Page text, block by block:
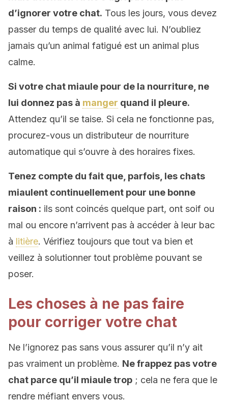
d’ignorer votre chat. Tous les jours, vous devez
passer du temps de qualité avec lui. N’oubliez
jamais qu’un animal fatigué est un animal plus
calme.
Si votre chat miaule pour de la nourriture, ne
lui donnez pas à manger quand il pleure.
Attendez qu’il se taise. Si cela ne fonctionne pas,
procurez-vous un distributeur de nourriture
automatique qui s’ouvre à des horaires fixes.
Tenez compte du fait que, parfois, les chats
miaulent continuellement pour une bonne
raison : ils sont coincés quelque part, ont soif ou
mal ou encore n’arrivent pas à accéder à leur bac
à litière. Vérifiez toujours que tout va bien et
veillez à solutionner tout problème pouvant se
poser.
Les choses à ne pas faire
pour corriger votre chat
Ne l’ignorez pas sans vous assurer qu’il n’y ait
pas vraiment un problème. Ne frappez pas votre
chat parce qu’il miaule trop ; cela ne fera que le
rendre méfiant envers vous.